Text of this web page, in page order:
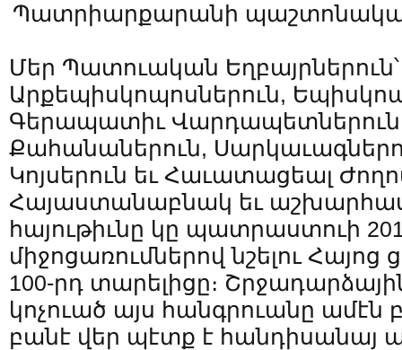
Պատրիարքարանի
Մեր Պատուական
Արքեպիսկոպոսներուն,
Գերապատիւ
Քահանաներուն,
Կոյսերուն եւ Հաւատացեալ
Հայաստանաբնակ եւ
հայութիւնը կը պատրաստուի
միջոցառումներով նշելու
100-րդ տարելիցը։
կոչուած այս հանգրուանը ամէն
բանէ վեր պէտք է հանդիսանայ